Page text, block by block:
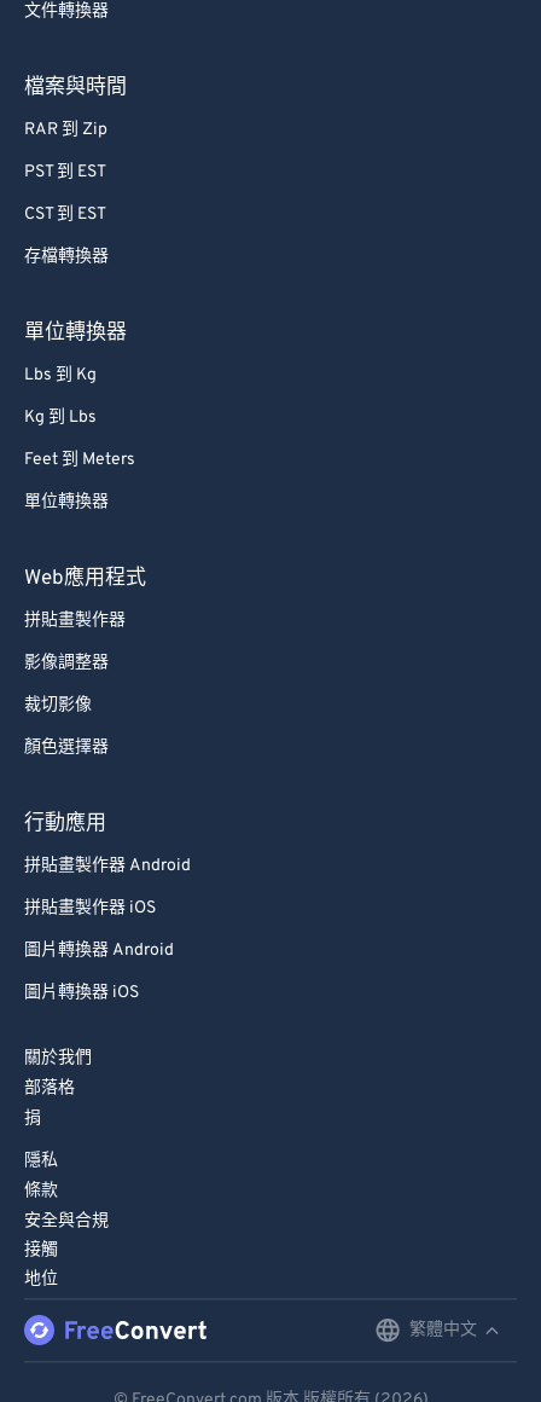
文件轉換器
檔案與時間
RAR 到 Zip
PST 到 EST
CST 到 EST
存檔轉換器
單位轉換器
Lbs 到 Kg
Kg 到 Lbs
Feet 到 Meters
單位轉換器
Web應用程式
拼貼畫製作器
影像調整器
裁切影像
顏色選擇器
行動應用
拼貼畫製作器 Android
拼貼畫製作器 iOS
圖片轉換器 Android
圖片轉換器 iOS
關於我們
部落格
捐
隱私
條款
安全與合規
接觸
地位
繁體中文